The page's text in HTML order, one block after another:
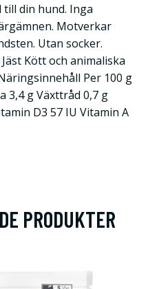
din hund. Inga
Motverkar
Utan socker.
Kött och animaliska
Per 100 g
3,4 g Växttråd 0,7 g
D3 57 IU Vitamin A
PRODUKTER